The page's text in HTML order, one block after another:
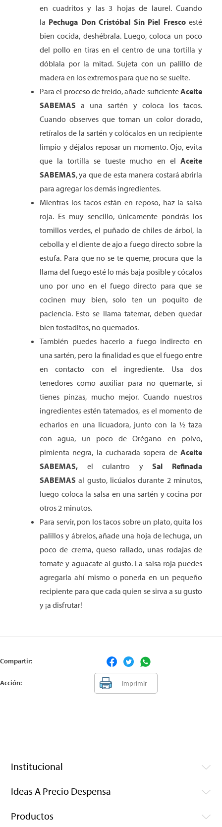
en cuadritos y las 3 hojas de laurel. Cuando
la Pechuga Don Cristóbal Sin Piel Frescoesté
bien cocida, deshébrala. Luego, coloca un poco
del pollo en tiras en el centro de una tortilla y
dóblala por la mitad. Sujeta con un palillo de
madera en los extremos para que no se suelte.
Para el proceso de freído, añade suficienteAceite
SABEMASa una sartén y coloca los tacos.
Cuando observes que toman un color dorado,
retíralos de la sartén y colócalos en un recipiente
limpio y déjalos reposar un momento. Ojo, evita
que la tortilla se tueste mucho en el Aceite
SABEMAS, ya que de esta manera costará abrirla
para agregar los demás ingredientes.
Mientras los tacos están en reposo, haz la salsa
roja. Es muy sencillo, únicamente pondrás los
tomillos verdes, el puñado de chiles de árbol, la
cebolla y el diente de ajo a fuego directo sobre la
estufa. Para que no se te queme, procura que la
llama del fuego esté lo más baja posible y cócalos
uno por uno en el fuego directo para que se
cocinen muy bien, solo ten un poquito de
paciencia. Esto se llama tatemar, deben quedar
bien tostaditos, no quemados.
También puedes hacerlo a fuego indirecto en
una sartén, pero la finalidad es que el fuego entre
en contacto con el ingrediente. Usa dos
tenedores como auxiliar para no quemarte, si
tienes pinzas, mucho mejor. Cuando nuestros
ingredientes estén tatemados, es el momento de
echarlos en una licuadora, junto con la ½ taza
con agua, un poco de Orégano en polvo,
pimienta negra, la cucharada sopera de Aceite
SABEMAS, el culantro ySal Refinada
SABEMAS al gusto, licúalos durante 2 minutos,
luego coloca la salsa en una sartén y cocina por
otros 2 minutos.
Para servir, pon los tacos sobre un plato, quita los
palillos y ábrelos, añade una hoja de lechuga, un
poco de crema, queso rallado, unas rodajas de
tomate y aguacate al gusto. La salsa roja puedes
agregarla ahí mismo o ponerla en un pequeño
recipiente para que cada quien se sirva a su gusto
y ¡a disfrutar!
Compartir:
Acción: Imprimir
Institucional
Ideas A Precio Despensa
Productos